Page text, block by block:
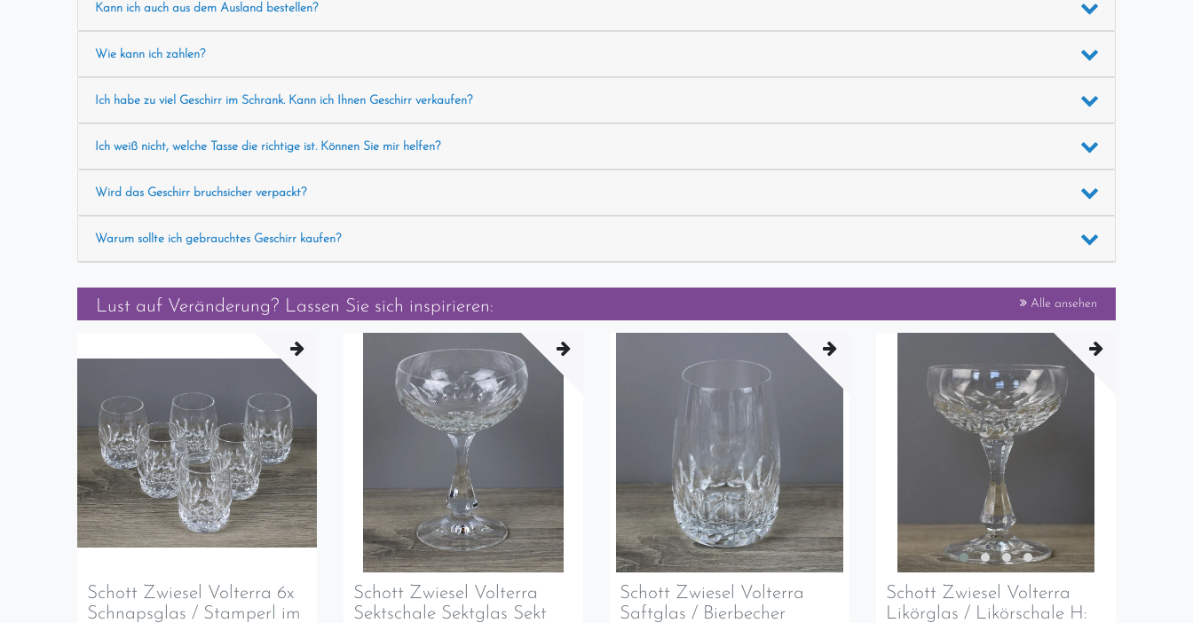
Kann ich auch aus dem Ausland bestellen?
Wie kann ich zahlen?
Ich habe zu viel Geschirr im Schrank. Kann ich Ihnen Geschirr verkaufen?
Ich weiß nicht, welche Tasse die richtige ist. Können Sie mir helfen?
Wird das Geschirr bruchsicher verpackt?
Warum sollte ich gebrauchtes Geschirr kaufen?
Lust auf Veränderung? Lassen Sie sich inspirieren: Alle ansehen
Schott Zwiesel Volterra 6x
Schnapsglas / Stamperl im
Schott Zwiesel Volterra
Sektschale Sektglas Sekt
Schott Zwiesel Volterra
Saftglas / Bierbecher
Schott Zwiesel Volterra
Likörglas / Likörschale H: